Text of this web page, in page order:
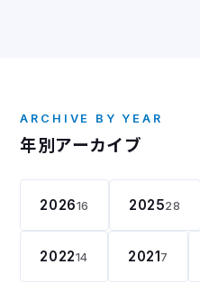
ARCHIVE BY YEAR
年別アーカイブ
202616 202528
202214 2021 7